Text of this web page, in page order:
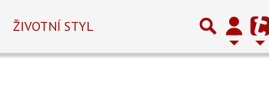
ŽIVOTNÍ STYL